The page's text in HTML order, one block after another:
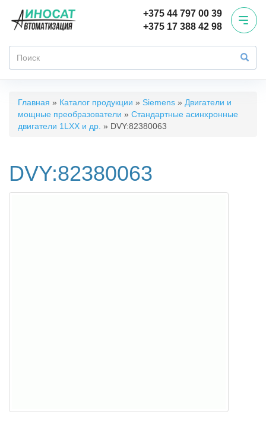
основному
+375 44 797 00 39
+375 17 388 42 98
Форма
Вы
здесь
Главная » Каталог продукции » Siemens » Двигатели и
мощные преобразователи » Стандартные асинхронные
двигатели 1LХХ и др. » DVY:82380063
DVY:82380063